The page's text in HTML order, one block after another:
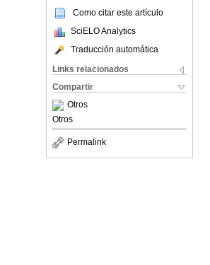
Como citar este artículo
SciELO Analytics
Traducción automática
Links relacionados
Compartir
Otros
Otros
Permalink